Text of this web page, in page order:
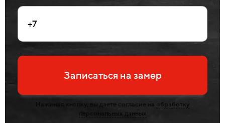
Записаться на замер
Нажимая кнопку, вы даете согласие на обработку
персональных данных